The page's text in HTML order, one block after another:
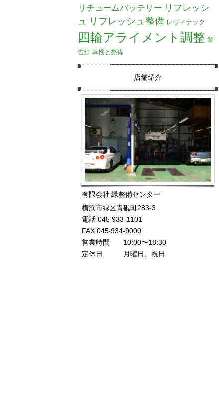
リチュームバッテリー リフレッシ
ュ
リフレッシュ整備 レヴィテック
四輪アライメント調整 警
告灯 車検と整備
店舗紹介
有限会社 緑整備センター
横浜市緑区青砥町283-3
電話 045-933-1101
FAX 045-934-9000
営業時間 10:00〜18:30
定休日 月曜日、祝日